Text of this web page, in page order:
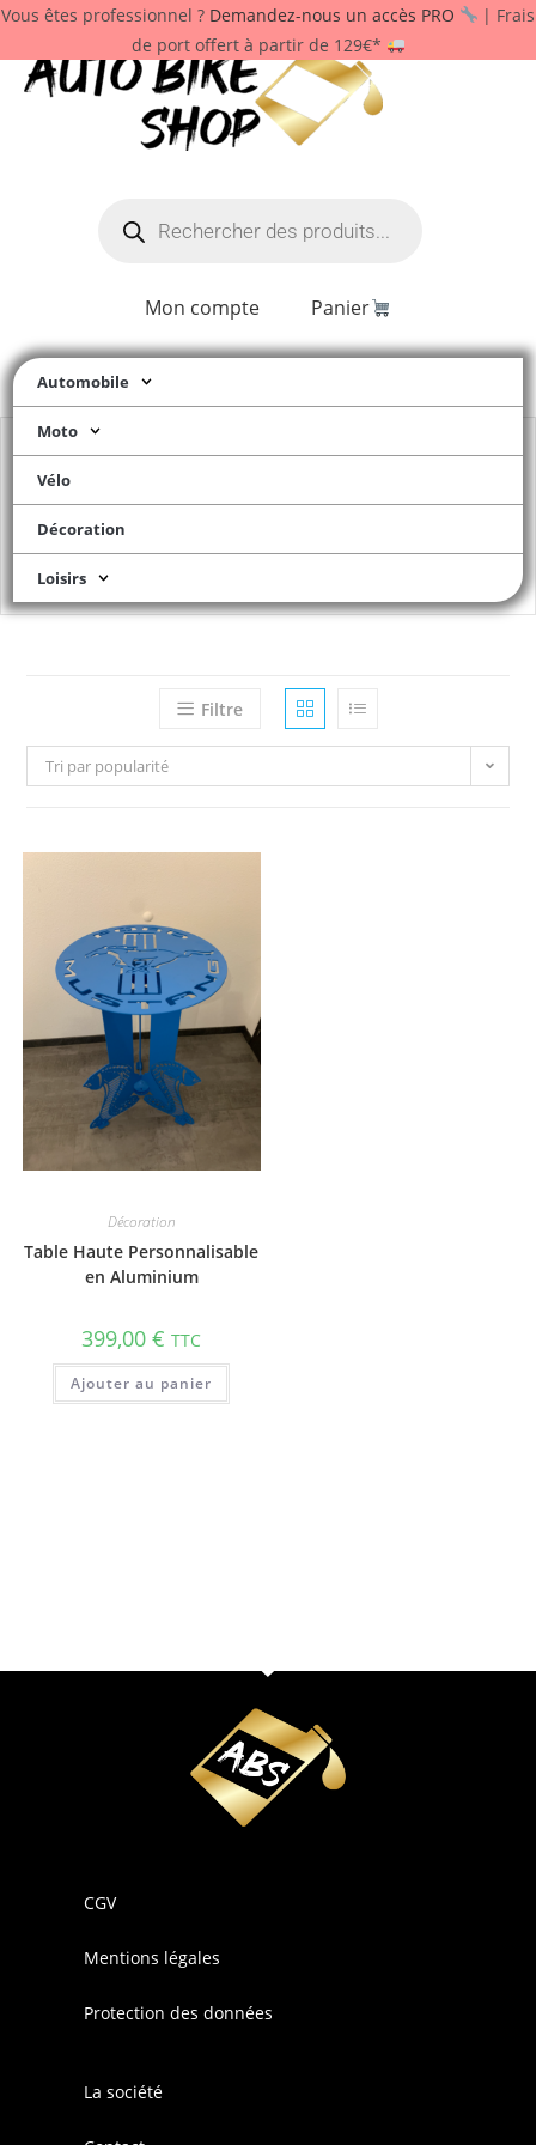
Vous êtes professionnel ? Demandez-nous un accès PRO
| Frais
de port offert à partir de 129€*
Mon compte Panier
Automobile
Moto
Vélo
Décoration
Loisirs
Filtre
Tri par popularité
Décoration
Table Haute Personnalisable
en Aluminium
399,00€ TTC
Ajouter au panier
CGV
Mentions légales
Protection des données
La société